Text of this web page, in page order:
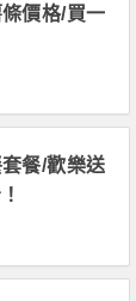
價格/買一
餐/歡樂送